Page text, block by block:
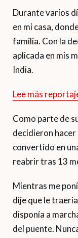
Durante varios
en mi casa,
familia. Con la
aplicada en mis
India.
Lee más
Como parte de
decidieron hacer
convertido en
reabrir tras 13
Mientras me
dije que le
disponía a
del puente.